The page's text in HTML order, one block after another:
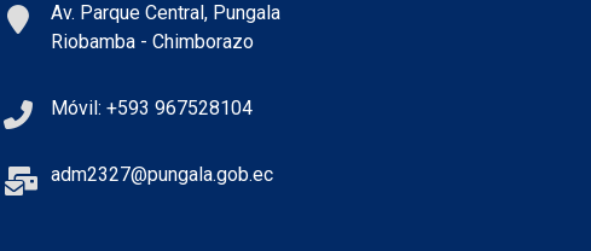
Av. Parque Central, Pungala
Riobamba - Chimborazo
Móvil: +593 967528104
adm2327@pungala.gob.ec